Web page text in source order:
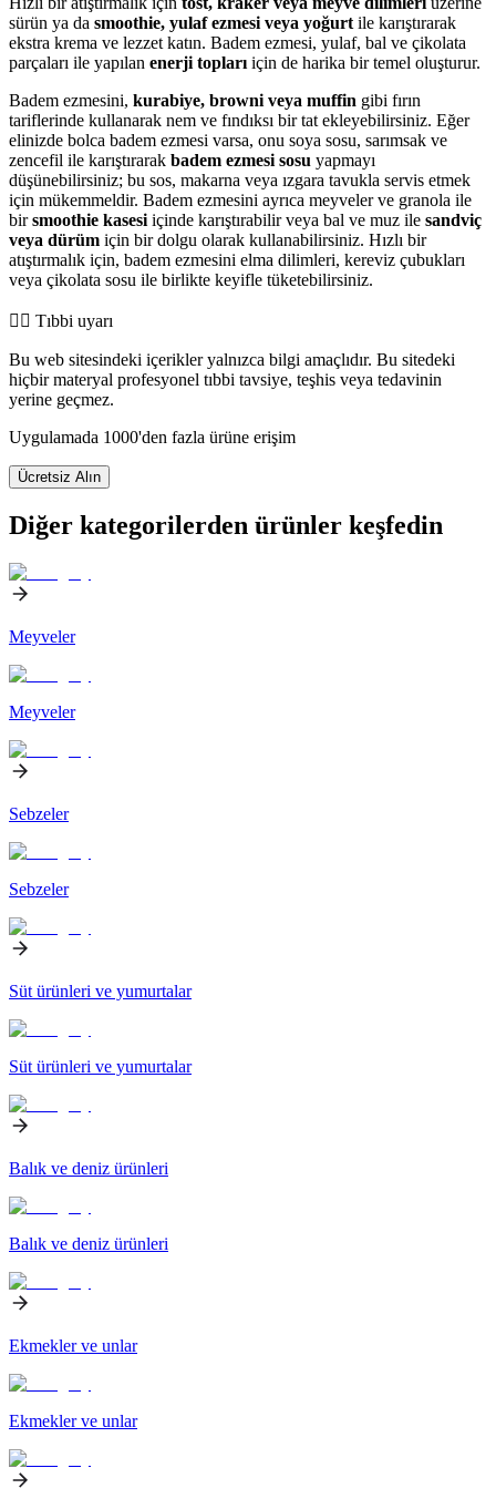
sürün ya da smoothie, yulaf ezmesi veya yoğurt ile karıştırarak
ekstra krema ve lezzet katın. Badem ezmesi, yulaf, bal ve çikolata
parçaları ile yapılan enerji topları için de harika bir temel oluşturur.
Badem ezmesini, kurabiye, browni veya muffin gibi fırın
tariflerinde kullanarak nem ve fındıksı bir tat ekleyebilirsiniz. Eğer
elinizde bolca badem ezmesi varsa, onu soya sosu, sarımsak ve
zencefil ile karıştırarak badem ezmesi sosu yapmayı
düşünebilirsiniz; bu sos, makarna veya ızgara tavukla servis etmek
için mükemmeldir. Badem ezmesini ayrıca meyveler ve granola ile
birsmoothie kasesi içinde karıştırabilir veya bal ve muz ile sandviç
veya dürüm için bir dolgu olarak kullanabilirsiniz. Hızlı bir
atıştırmalık için, badem ezmesini elma dilimleri, kereviz çubukları
veya çikolata sosu ile birlikte keyifle tüketebilirsiniz.
👨‍⚕️️ Tıbbi uyarı
Bu web sitesindeki içerikler yalnızca bilgi amaçlıdır. Bu sitedeki
hiçbir materyal profesyonel tıbbi tavsiye, teşhis veya tedavinin
yerine geçmez.
Uygulamada 1000'den fazla ürüne erişim
Ücretsiz Alın
Diğer kategorilerden ürünler keşfedin
Meyveler
Meyveler
Sebzeler
Sebzeler
Süt ürünleri ve yumurtalar
Süt ürünleri ve yumurtalar
Balık ve deniz ürünleri
Balık ve deniz ürünleri
Ekmekler ve unlar
Ekmekler ve unlar